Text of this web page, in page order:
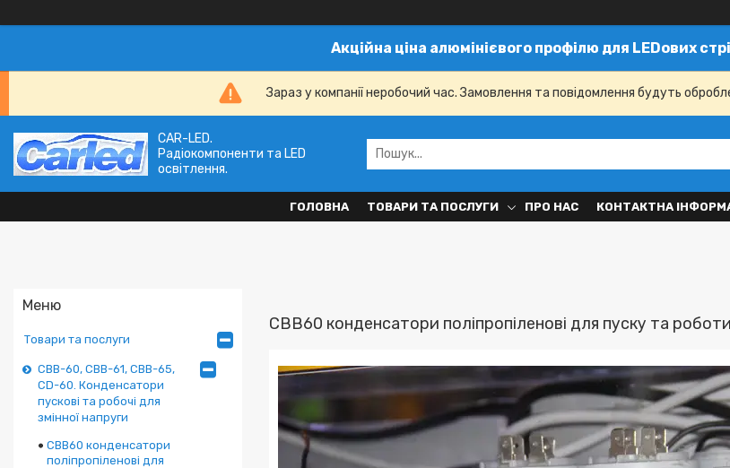
Акційна ціна алюмінієвого профілю для LEDових
Зараз у компанії неробочий час. Замовлення та повідомлення будуть
CAR-LED.
Радіокомпоненти та LED
освітлення.
ГОЛОВНА ТОВАРИ ТА ПОСЛУГИ ПРО НАС КОНТАКТНА
Товари та послуги
CBB-60, CBB-61, CBB-65,
CD-60. Конденсатори
пускові та робочі для
змінної напруги
CBB60 конденсатори
поліпропіленові для
CBB60 конденсатори поліпропіленові для пуску та роботи